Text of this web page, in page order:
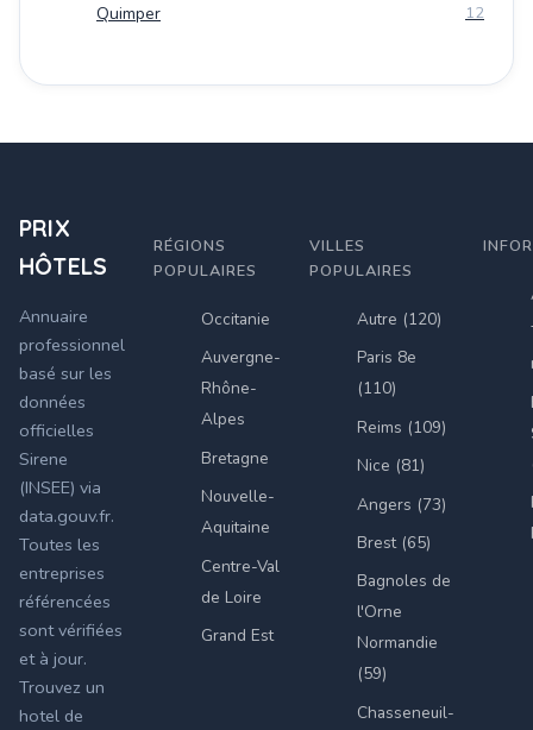
Quimper 12
PRIX
HÔTELS
Annuaire
professionnel
basé sur les
données
officielles
Sirene
(INSEE) via
data.gouv.fr.
Toutes les
entreprises
référencées
sont vérifiées
et à jour.
Trouvez un
hotel de
RÉGIONS
POPULAIRES
Occitanie
Auvergne-
Rhône-
Alpes
Bretagne
Nouvelle-
Aquitaine
Centre-Val
de Loire
Grand Est
VILLES
POPULAIRES
Autre (120)
Paris 8e
(110)
Reims (109)
Nice (81)
Angers (73)
Brest (65)
Bagnoles de
l'Orne
Normandie
(59)
Chasseneuil-